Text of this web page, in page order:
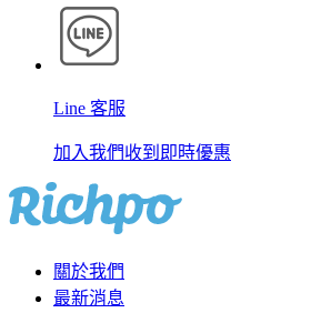
Line 客服
加入我們收到即時優惠
關於我們
最新消息